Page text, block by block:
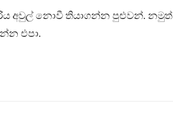
අවුල් නොවී තියාගන්න පුළුවන්. නමුත්
එපා.